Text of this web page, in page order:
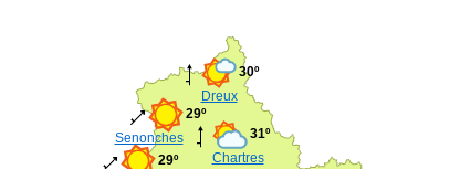
Chartres
31º
Dreux
30º
29º
Senonches
29º